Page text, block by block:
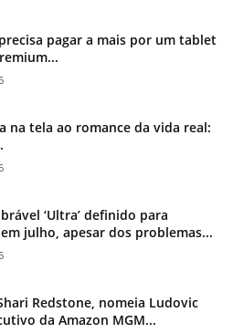
pagar a mais por um tablet
na tela ao romance da vida real:
‘Ultra’ definido para
julho, apesar dos problemas...
Redstone, nomeia Ludovic
da Amazon MGM...